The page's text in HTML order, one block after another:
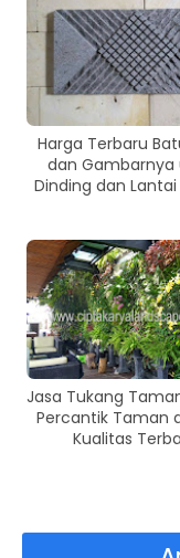
Harga Terbaru
dan Gambarnya
Dinding dan
Jasa Tukang
Percantik Taman
Kualitas